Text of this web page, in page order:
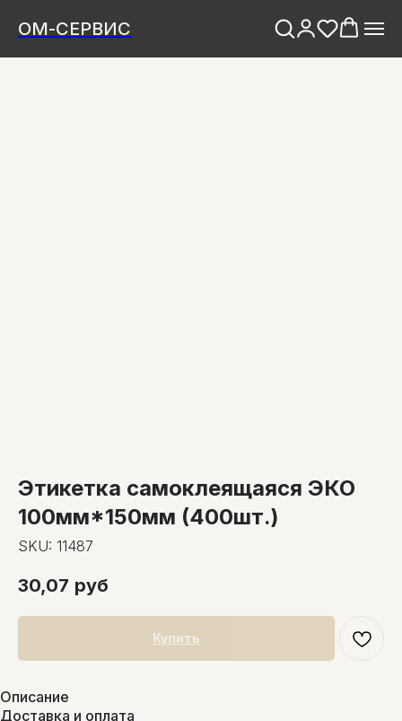
ОМ-СЕРВИС
Этикетка самоклеящаяся ЭКО
100мм*150мм (400шт.)
SKU: 11487
30,07 руб
Купить
Описание
Доставка и оплата